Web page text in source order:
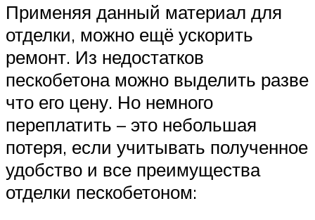
Применяя данный материал для
отделки, можно ещё ускорить
ремонт. Из недостатков
пескобетона можно выделить разве
что его цену. Но немного
переплатить – это небольшая
потеря, если учитывать полученное
удобство и все преимущества
отделки пескобетоном: